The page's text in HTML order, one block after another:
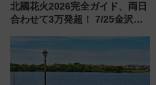
北國花火2026完全ガイド、両日
合わせて3万発超！ 7/25金沢大
会の日程・アクセス・観覧席ま
とめ（石川県）